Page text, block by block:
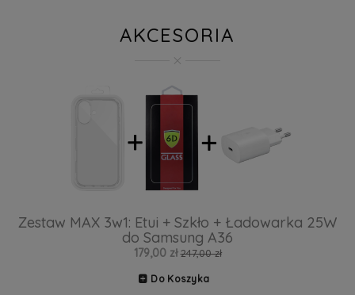
AKCESORIA
Zestaw MAX 3w1: Etui + Szkło + Ładowarka 25W
do Samsung A36
179,00 zł 247,00 zł
Do Koszyka